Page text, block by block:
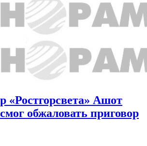
«Ростгорсвета» Ашот
обжаловать приговор